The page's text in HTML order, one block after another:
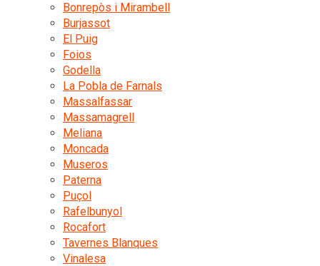
Bonrepòs i Mirambell
Burjassot
El Puig
Foios
Godella
La Pobla de Farnals
Massalfassar
Massamagrell
Meliana
Moncada
Museros
Paterna
Puçol
Rafelbunyol
Rocafort
Tavernes Blanques
Vinalesa